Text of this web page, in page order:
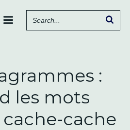
contenu
:
les mots
cache